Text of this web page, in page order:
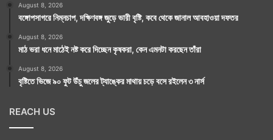
August 8, 2026
বঙ্গোপসাগরে নিম্নচাপ, দক্ষিণবঙ্গ জুড়ে ভারী বৃষ্টি, কবে থেকে জানাল আবহাওয়া দফতর
August 8, 2026
মাঠ ভরা ধনে মাঠেই নষ্ট করে দিচ্ছেন কৃষকরা, কেন এমনটা করছেন তাঁরা
August 8, 2026
বৃষ্টিতে ভিজে ৯০ ফুট উঁচু জলের ট্যাঙ্কের মাথায় চড়ে বসে রইলেন ৩ নার্স
REACH US